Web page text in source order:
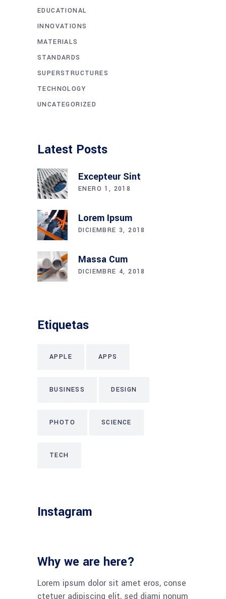
EDUCATIONAL
INNOVATIONS
MATERIALS
STANDARDS
SUPERSTRUCTURES
TECHNOLOGY
UNCATEGORIZED
Latest Posts
Excepteur Sint
ENERO 1, 2018
Lorem Ipsum
DICIEMBRE 3, 2018
Massa Cum
DICIEMBRE 4, 2018
Etiquetas
APPLE APPS
BUSINESS DESIGN
PHOTO SCIENCE
TECH
Instagram
Why we are here?
Lorem ipsum dolor sit amet eros, conse
ctetuer adipiscing elit, sed diami nonum